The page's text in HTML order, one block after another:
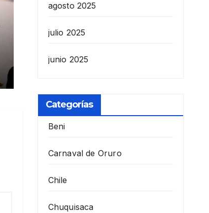
agosto 2025
julio 2025
junio 2025
Categorías
Beni
Carnaval de Oruro
Chile
Chuquisaca